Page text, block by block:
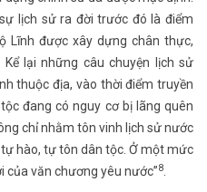
lịch sử ra đời trước đó là điểm
Lĩnh được xây dựng chân thực,
lại những câu chuyện lịch sử
thuộc địa, vào thời điểm truyền
đang có nguy cơ bị lãng quên
chỉ nhằm tôn vinh lịch sử nước
hào, tự tôn dân tộc. Ở một mức
của văn chương yêu nước”8